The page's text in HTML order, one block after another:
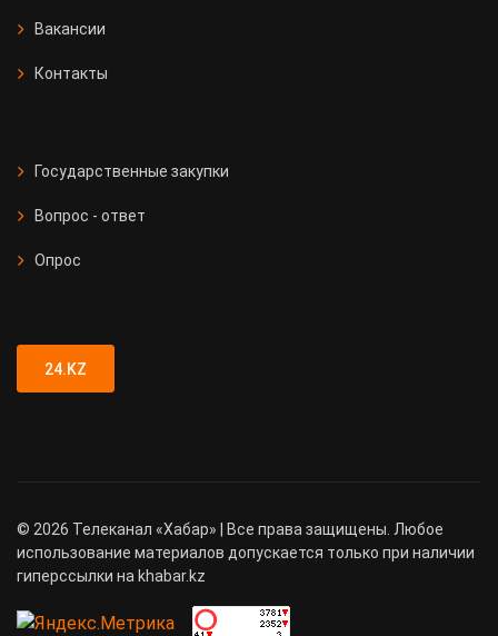
Вакансии
Контакты
Государственные закупки
Вопрос - ответ
Опрос
24.KZ
© 2026 Телеканал «Хабар» | Все права защищены. Любое
использование материалов допускается только при наличии
гиперссылки на khabar.kz